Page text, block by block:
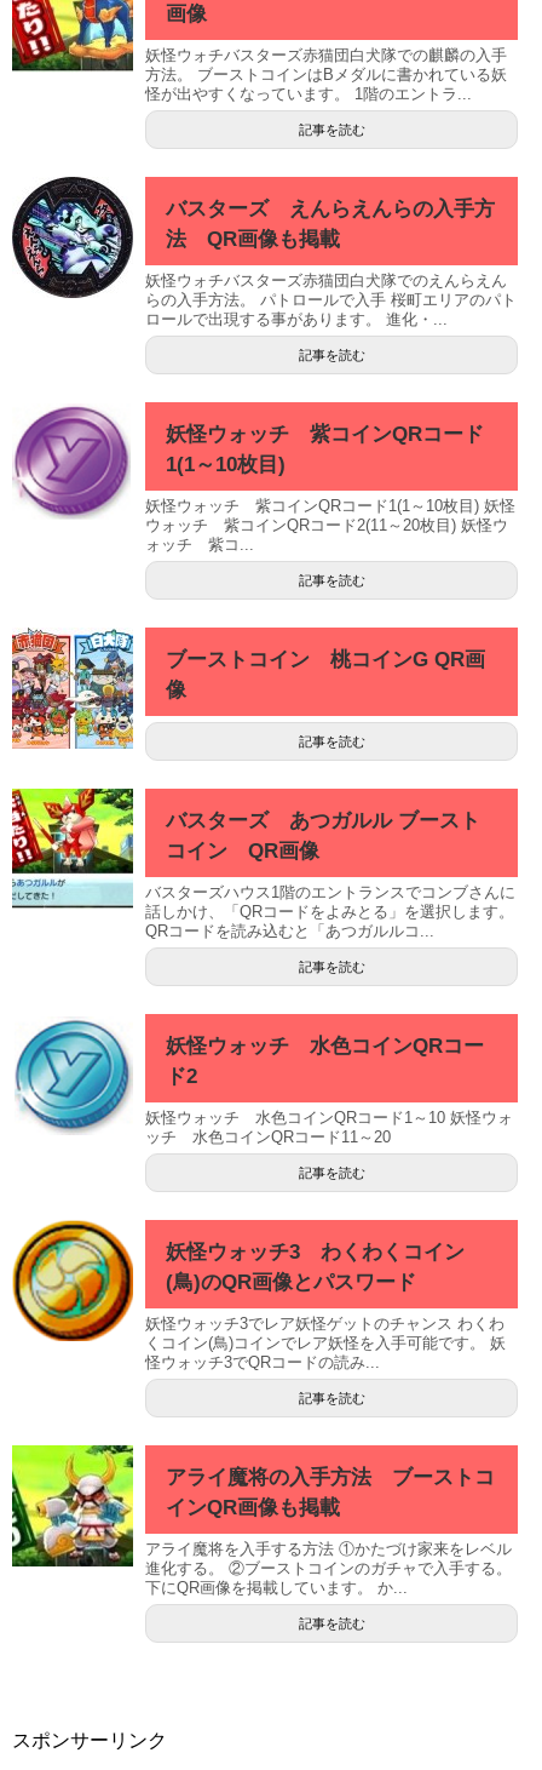
画像
妖怪ウォチバスターズ赤猫団白犬隊での麒麟の入手
方法。 ブーストコインはBメダルに書かれている妖
怪が出やすくなっています。 1階のエントラ...
記事を読む
バスターズ えんらえんらの入手方
法 QR画像も掲載
妖怪ウォチバスターズ赤猫団白犬隊でのえんらえん
らの入手方法。 パトロールで入手 桜町エリアのパト
ロールで出現する事があります。 進化・...
記事を読む
妖怪ウォッチ 紫コインQRコード
1(1～10枚目)
妖怪ウォッチ 紫コインQRコード1(1～10枚目) 妖怪
ウォッチ 紫コインQRコード2(11～20枚目) 妖怪ウ
ォッチ 紫コ...
記事を読む
ブーストコイン 桃コインG QR画
像
記事を読む
バスターズ あつガルル ブースト
コイン QR画像
バスターズハウス1階のエントランスでコンブさんに
話しかけ、「QRコードをよみとる」を選択します。
QRコードを読み込むと「あつガルルコ...
記事を読む
妖怪ウォッチ 水色コインQRコー
ド2
妖怪ウォッチ 水色コインQRコード1～10 妖怪ウォ
ッチ 水色コインQRコード11～20
記事を読む
妖怪ウォッチ3 わくわくコイン
(鳥)のQR画像とパスワード
妖怪ウォッチ3でレア妖怪ゲットのチャンス わくわ
くコイン(鳥)コインでレア妖怪を入手可能です。 妖
怪ウォッチ3でQRコードの読み...
記事を読む
アライ魔将の入手方法 ブーストコ
インQR画像も掲載
アライ魔将を入手する方法 ①かたづけ家来をレベル
進化する。 ②ブーストコインのガチャで入手する。
下にQR画像を掲載しています。 か...
記事を読む
スポンサーリンク